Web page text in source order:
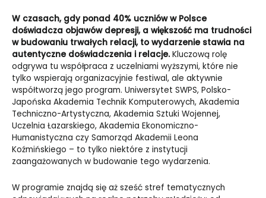
W czasach, gdy ponad 40% uczniów w Polsce
doświadcza objawów depresji, a większość ma trudności
w budowaniu trwałych relacji, to wydarzenie stawia na
autentyczne doświadczenia i relacje.Kluczową rolę
odgrywa tu współpraca z uczelniami wyższymi, które nie
tylko wspierają organizacyjnie festiwal, ale aktywnie
współtworzą jego program. Uniwersytet SWPS, Polsko-
Japońska Akademia Technik Komputerowych, Akademia
Techniczno-Artystyczna, Akademia Sztuki Wojennej,
Uczelnia Łazarskiego, Akademia Ekonomiczno-
Humanistyczna czy Samorząd Akademii Leona
Koźmińskiego – to tylko niektóre z instytucji
zaangażowanych w budowanie tego wydarzenia.
W programie znajdą się aż sześć stref tematycznych